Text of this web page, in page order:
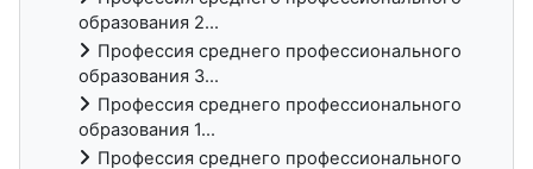
образования 2...
Профессия среднего профессионального
образования 3...
Профессия среднего профессионального
образования 1...
Профессия среднего профессионального